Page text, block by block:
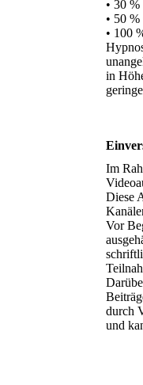
• 30
• 50
• 100
in
Im
Diese
Vor
durch
und